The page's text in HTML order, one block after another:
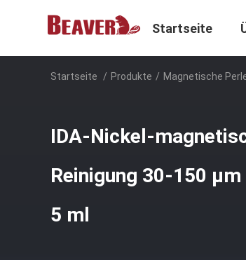
Startseite
Startseite / Produkte / Magnetische
IDA-Nickel-
Reinigung 30-150
5 ml